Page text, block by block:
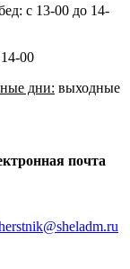
с 13-00 до 14-
00
дни: выходные
почта